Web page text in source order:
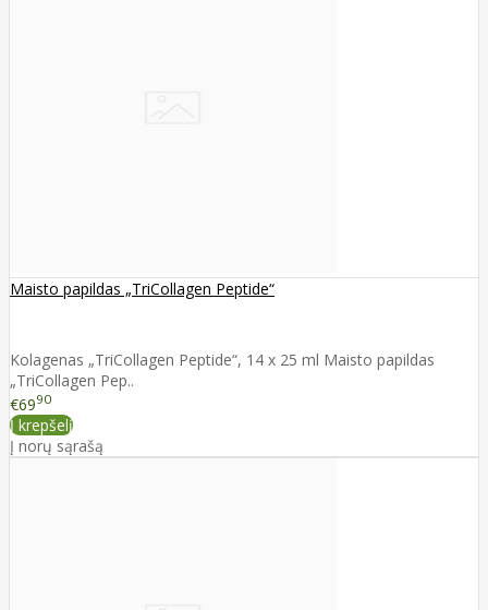
Maisto papildas „TriCollagen Peptide“
Kolagenas „TriCollagen Peptide“, 14 x 25 ml Maisto papildas
„TriCollagen Pep..
€6990
Į krepšelį
Į norų sąrašą